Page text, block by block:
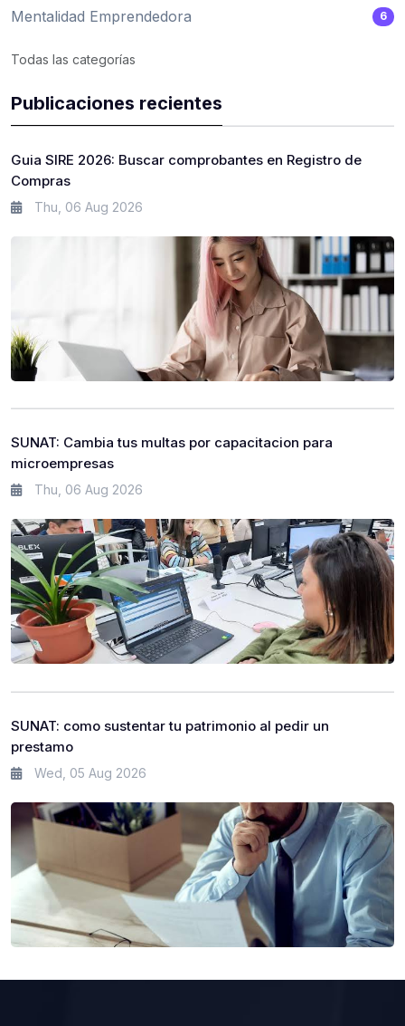
Mentalidad Emprendedora 6
Todas las categorías
Publicaciones recientes
Guia SIRE 2026: Buscar comprobantes en Registro de
Compras
Thu, 06 Aug 2026
SUNAT: Cambia tus multas por capacitacion para
microempresas
Thu, 06 Aug 2026
SUNAT: como sustentar tu patrimonio al pedir un
prestamo
Wed, 05 Aug 2026